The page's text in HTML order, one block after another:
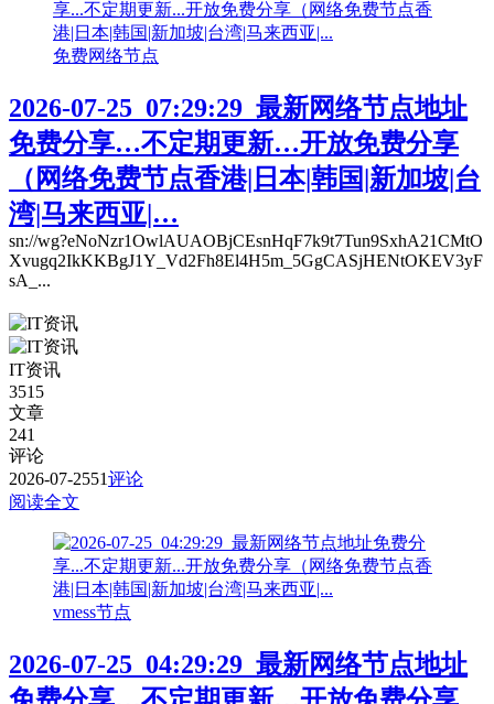
免费网络节点
2026-07-25_07:29:29_最新网络节点地址
免费分享…不定期更新…开放免费分享
（网络免费节点香港|日本|韩国|新加坡|台
湾|马来西亚|…
sn://wg?eNoNzr1OwlAUAOBjCEsnHqF7k9t7Tun9SxhA21CMtO
Xvugq2IkKKBgJ1Y_Vd2Fh8El4H5m_5GgCASjHENtOKEV3yF
sA_...
IT资讯
3515
文章
241
评论
2026-07-2551评论
阅读全文
vmess节点
2026-07-25_04:29:29_最新网络节点地址